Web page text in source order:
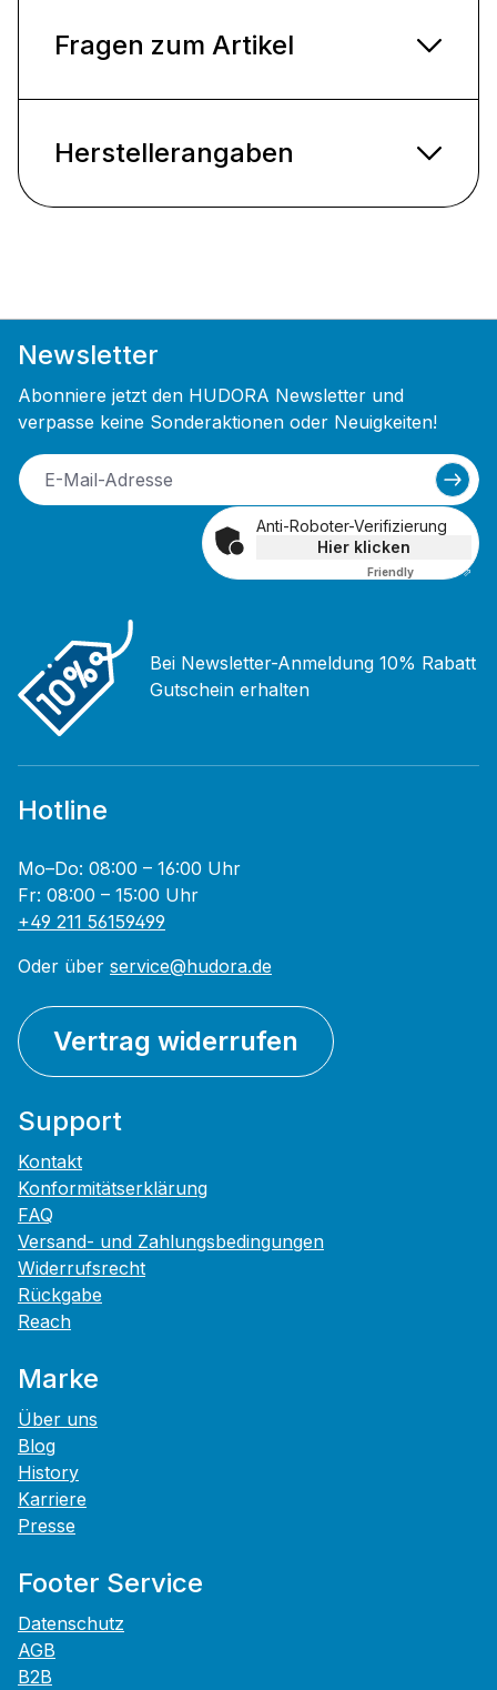
Fragen zum Artikel
Herstellerangaben
Newsletter
Abonniere jetzt den HUDORA Newsletter und
verpasse keine Sonderaktionen oder Neuigkeiten!
Anti-Roboter-Verifizierung
Hier klicken
Friendly Captcha ⇗
Bei Newsletter-Anmeldung 10% Rabatt
Gutschein erhalten
Hotline
Mo–Do: 08:00 – 16:00 Uhr
Fr: 08:00 – 15:00 Uhr
+49 211 56159499
Oder über service@hudora.de
Vertrag widerrufen
Support
Kontakt
Konformitätserklärung
FAQ
Versand- und Zahlungsbedingungen
Widerrufsrecht
Rückgabe
Reach
Marke
Über uns
Blog
History
Karriere
Presse
Footer Service
Datenschutz
AGB
B2B